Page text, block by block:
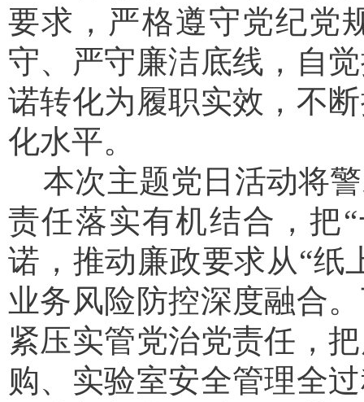
要求，严格遵守党纪党
守、严守廉洁底线，自
诺转化为履职实效，不
化水平。
本次主题党日活动将
责任落实有机结合，把
诺，推动廉政要求从“纸
业务风险防控深度融合
紧压实管党治党责任，
购、实验室安全管理全